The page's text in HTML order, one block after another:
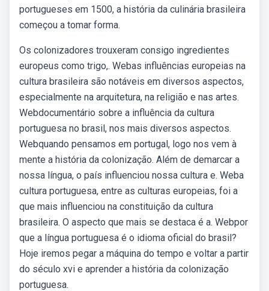
portugueses em 1500, a história da culinária brasileira
começou a tomar forma.
Os colonizadores trouxeram consigo ingredientes
europeus como trigo,. Webas influências europeias na
cultura brasileira são notáveis em diversos aspectos,
especialmente na arquitetura, na religião e nas artes.
Webdocumentário sobre a influência da cultura
portuguesa no brasil, nos mais diversos aspectos.
Webquando pensamos em portugal, logo nos vem à
mente a história da colonização. Além de demarcar a
nossa língua, o país influenciou nossa cultura e. Weba
cultura portuguesa, entre as culturas europeias, foi a
que mais influenciou na constituição da cultura
brasileira. O aspecto que mais se destaca é a. Webpor
que a língua portuguesa é o idioma oficial do brasil?
Hoje iremos pegar a máquina do tempo e voltar a partir
do século xvi e aprender a história da colonização
portuguesa.